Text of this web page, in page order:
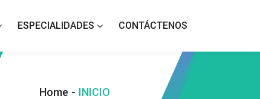
ESPECIALIDADES CONTÁCTENOS
Home - INICIO